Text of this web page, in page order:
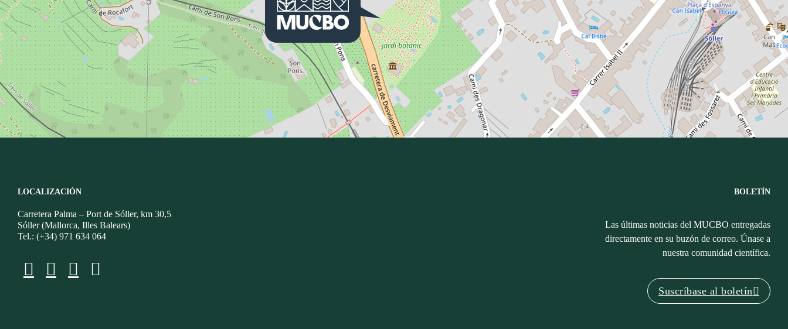
LOCALIZACIÓN
Carretera Palma – Port de Sóller, km 30,5
Sóller (Mallorca, Illes Balears)
Tel.: (+34) 971 634 064
BOLETÍN
Las últimas noticias del MUCBO entregadas
directamente en su buzón de correo. Únase a
nuestra comunidad científica.
Suscríbase al boletín